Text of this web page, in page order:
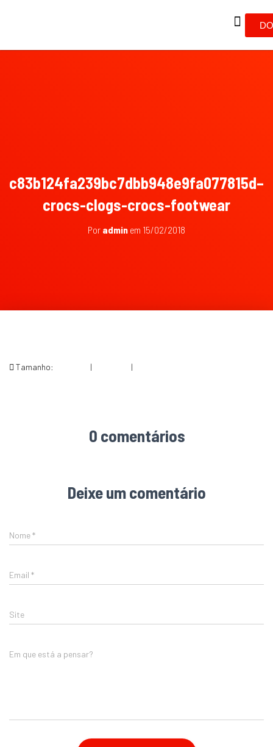
c83b124fa239bc7dbb948e9fa077815d–
crocs-clogs-crocs-footwear
Por admin em 15/02/2018
Tamanho: | |
0 comentários
Deixe um comentário
Nome*
Email *
Site
Em que está a pensar?